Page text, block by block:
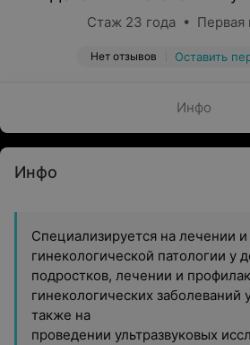
Стаж 23 года • Первая
Нет отзывов Оставить
Инфо
Инфо
Специализируется на лечении
гинекологической патологии у
подростков, лечении и
гинекологических заболеваний
также на
проведении ультразвуковых